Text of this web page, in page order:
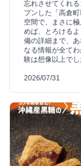
忘れさせてくれ
プンした「高倉
空間で、まさに
めば、とろける
備の詳細まで、
なる情報が全て
験は想像以上でし
2026/07/31